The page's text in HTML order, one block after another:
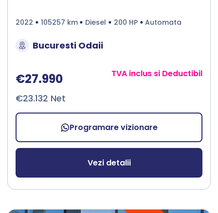
2022 105257 km Diesel 200 HP Automata
Bucuresti Odaii
€27.990
€23.132 Net
TVA inclus si Deductibil
Programare vizionare
Vezi detalii